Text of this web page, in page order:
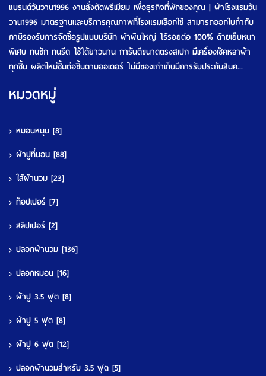
แบรนด์วันวาน1996 งานสั่งตัดพรีเมียม เพื่อธุรกิจที่พักของคุณ | ผ้าโรงแรมวัน
วาน1996 มาตรฐานและบริการคุณภาพที่โรงแรมเลือกใช้ สามารถออกใบกำกับ
ภาษีรองรับการจัดซื้อรูปแบบบริษัท ผ้าผืนใหญ่ ไร้รอยต่อ 100% ด้ายเย็บหนา
พิเศษ ทนซัก ทนรีด ใช้ได้ยาวนาน การันตีขนาดตรงสเปก มีเครื่องเช็คหลาผ้า
ทุกชิ้น ผลิตใหม่ชิ้นต่อชิ้นตามออเดอร์ ไม่มีของเก่าเก็บมีการรับประกันสินค...
หมวดหมู่
หมอนหนุน [8]
ผ้าปูที่นอน [88]
ใส้ผ้านวม [23]
ท็อปเปอร์ [7]
สลิปเปอร์ [2]
ปลอกผ้านวม [136]
ปลอกหมอน [16]
ผ้าปู 3.5 ฟุต [8]
ผ้าปู 5 ฟุต [8]
ผ้าปู 6 ฟุต [12]
ปลอกผ้านวมสำหรับ 3.5 ฟุต [5]